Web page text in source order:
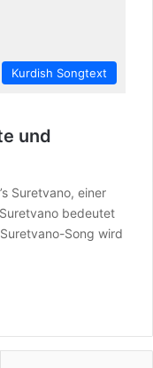
Kurdish Songtext
und
Suretvano, einer
bedeutet
Song wird